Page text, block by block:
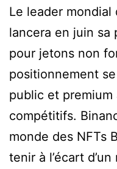
Le leader
lancera en juin sa
pour jetons non
positionnement
public et premium
compétitifs.
monde des NFTs
tenir à l’écart